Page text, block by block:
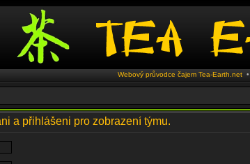
Webový průvodce čajem Tea-Earth.net•
a přihlášeni pro zobrazení týmu.